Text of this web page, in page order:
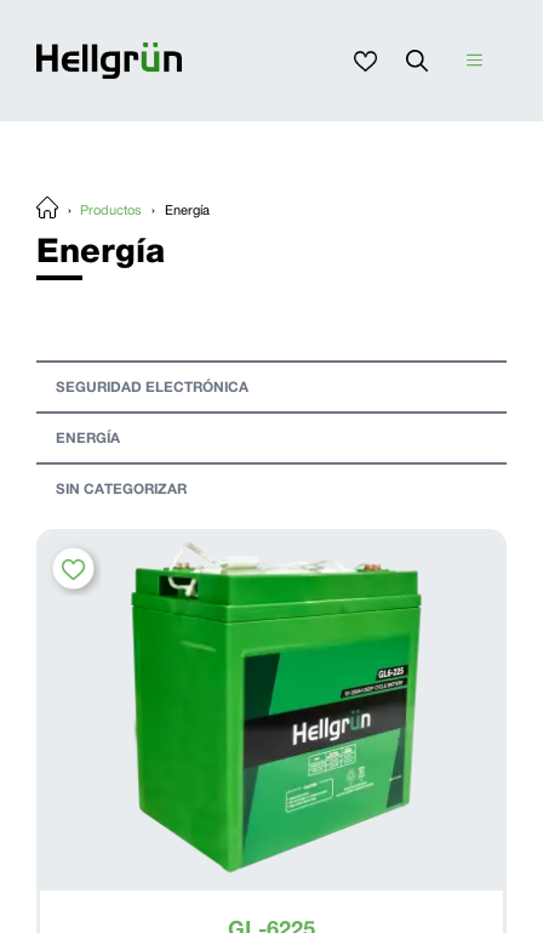
contenido
Menú
› Productos › Energía
Energía
SEGURIDAD ELECTRÓNICA
ENERGÍA
SIN CATEGORIZAR